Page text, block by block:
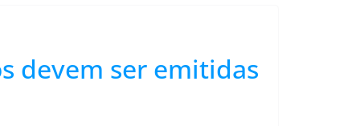
devem ser emitidas